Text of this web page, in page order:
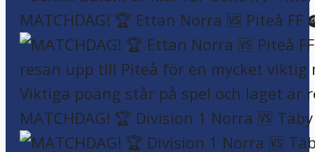
MATCHDAG! 🏆 Ettan Norra 🆚 Piteå FF
MATCHDAG! 🏆 Division 1 Norra 🆚